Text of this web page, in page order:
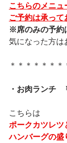
こちらのメニュ
ご予約は承って
※席のみの予約
気になった方は
＊＊＊＊＊＊
・お肉ランチ
こちらは
ポークカツレツ
ハンバーグの盛